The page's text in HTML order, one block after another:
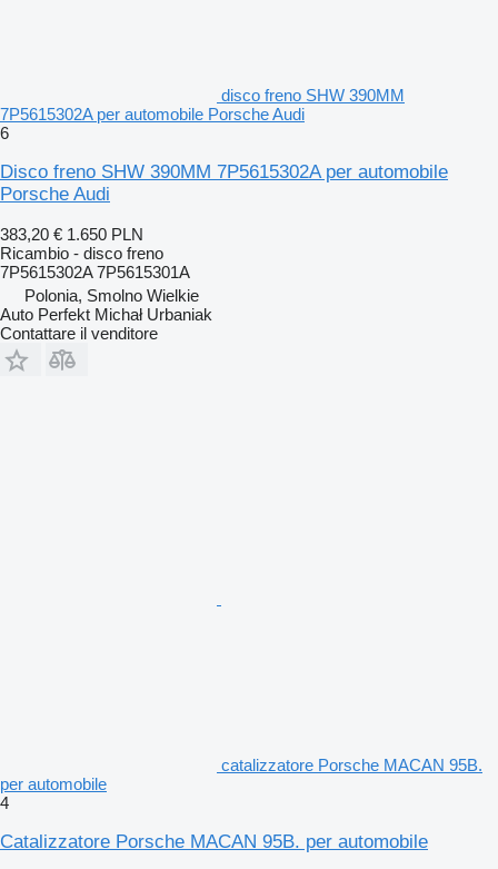
disco freno SHW 390MM
7P5615302A per automobile Porsche Audi
6
Disco freno SHW 390MM 7P5615302A per automobile
Porsche Audi
383,20 € 1.650 PLN
Ricambio - disco freno
7P5615302A 7P5615301A
Polonia, Smolno Wielkie
Auto Perfekt Michał Urbaniak
Contattare il venditore
catalizzatore Porsche MACAN 95B.
per automobile
4
Catalizzatore Porsche MACAN 95B. per automobile